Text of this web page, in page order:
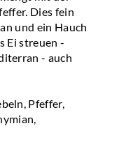
Dies fein
und ein Hauch
Ei streuen -
- auch
Pfeffer,